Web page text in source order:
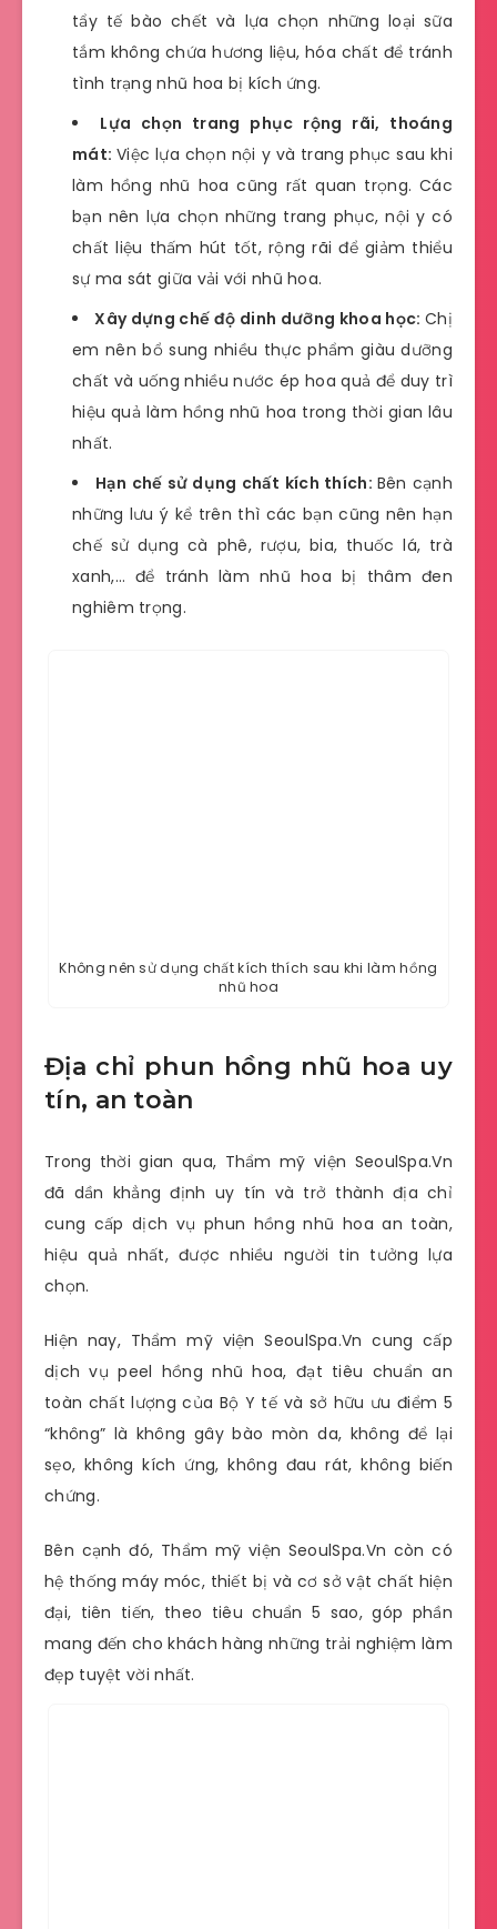
tẩy tế bào chết và lựa chọn những loại sữa
tắm không chứa hương liệu, hóa chất để tránh
tình trạng nhũ hoa bị kích ứng.
Lựa chọn trang phục rộng rãi, thoáng
mát:Việc lựa chọn nội y và trang phục sau khi
làm hồng nhũ hoa cũng rất quan trọng. Các
bạn nên lựa chọn những trang phục, nội y có
chất liệu thấm hút tốt, rộng rãi để giảm thiểu
sự ma sát giữa vải với nhũ hoa.
Xây dựng chế độ dinh dưỡng khoa học:Chị
em nên bổ sung nhiều thực phẩm giàu dưỡng
chất và uống nhiều nước ép hoa quả để duy trì
hiệu quả làm hồng nhũ hoa trong thời gian lâu
nhất.
Hạn chế sử dụng chất kích thích: Bên cạnh
những lưu ý kể trên thì các bạn cũng nên hạn
chế sử dụng cà phê, rượu, bia, thuốc lá, trà
xanh,… để tránh làm nhũ hoa bị thâm đen
nghiêm trọng.
Không nên sử dụng chất kích thích sau khi làm hồng
nhũ hoa
Địa chỉ phun hồng nhũ hoa uy
tín, an toàn
Trong thời gian qua, Thẩm mỹ viện SeoulSpa.Vn
đã dần khẳng định uy tín và trở thành địa chỉ
cung cấp dịch vụ phun hồng nhũ hoa an toàn,
hiệu quả nhất, được nhiều người tin tưởng lựa
chọn.
Hiện nay, Thẩm mỹ viện SeoulSpa.Vn cung cấp
dịch vụ peel hồng nhũ hoa, đạt tiêu chuẩn an
toàn chất lượng của Bộ Y tế và sở hữu ưu điểm 5
“không” là không gây bào mòn da, không để lại
sẹo, không kích ứng, không đau rát, không biến
chứng.
Bên cạnh đó, Thẩm mỹ viện SeoulSpa.Vn còn có
hệ thống máy móc, thiết bị và cơ sở vật chất hiện
đại, tiên tiến, theo tiêu chuẩn 5 sao, góp phần
mang đến cho khách hàng những trải nghiệm làm
đẹp tuyệt vời nhất.